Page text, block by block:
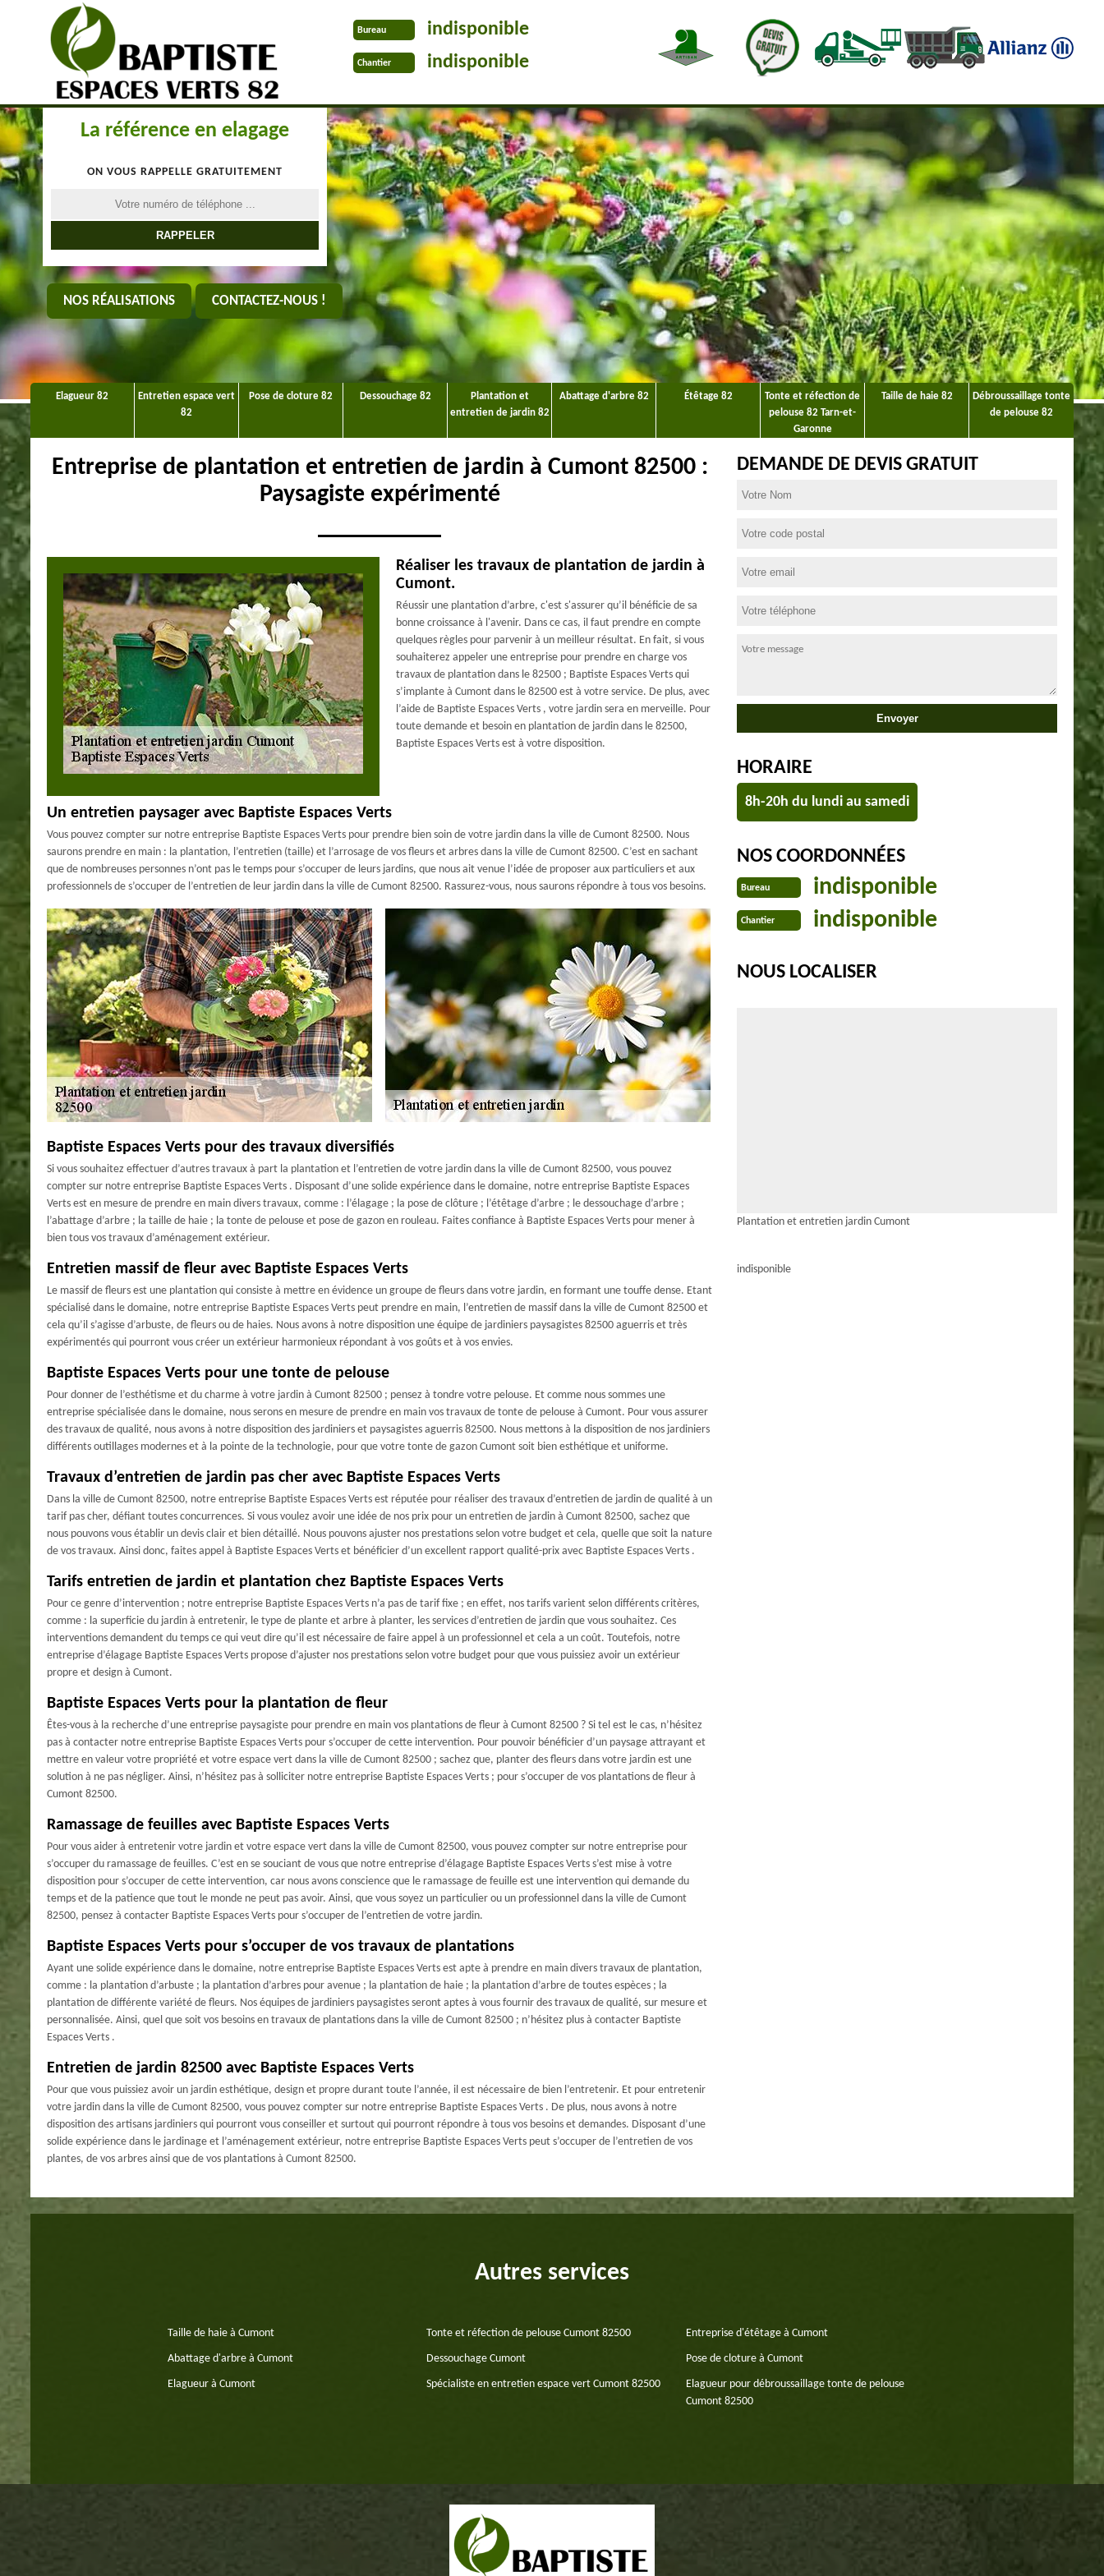
Bureau indisponible
Chantier indisponible
La référence en elagage
ON VOUS RAPPELLE GRATUITEMENT
NOS RÉALISATIONS CONTACTEZ-NOUS !
Elagueur 82
Entretien espace vert
82
Pose de cloture 82 Dessouchage 82
Plantation et
entretien de jardin 82
Abattage d'arbre 82 Étêtage 82
Tonte et réfection de
pelouse 82 Tarn-et-
Garonne
Taille de haie 82
Débroussaillage tonte
de pelouse 82
Entreprise de plantation et entretien de jardin à Cumont 82500 :
Paysagiste expérimenté
Réaliser les travaux de plantation de jardin à
Cumont.
Réussir une plantation d’arbre, c'est s'assurer qu’il bénéficie de sa
bonne croissance à l'avenir. Dans ce cas, il faut prendre en compte
quelques règles pour parvenir à un meilleur résultat. En fait, si vous
souhaiterez appeler une entreprise pour prendre en charge vos
travaux de plantation dans le 82500 ; Baptiste Espaces Verts qui
s’implante à Cumont dans le 82500 est à votre service. De plus, avec
l’aide de Baptiste Espaces Verts , votre jardin sera en merveille. Pour
toute demande et besoin en plantation de jardin dans le 82500,
Baptiste Espaces Verts est à votre disposition.
Un entretien paysager avec Baptiste Espaces Verts
Vous pouvez compter sur notre entreprise Baptiste Espaces Verts pour prendre bien soin de votre jardin dans la ville de Cumont 82500. Nous
saurons prendre en main : la plantation, l’entretien (taille) et l’arrosage de vos fleurs et arbres dans la ville de Cumont 82500. C’est en sachant
que de nombreuses personnes n’ont pas le temps pour s’occuper de leurs jardins, que nous ait venue l’idée de proposer aux particuliers et aux
professionnels de s’occuper de l’entretien de leur jardin dans la ville de Cumont 82500. Rassurez-vous, nous saurons répondre à tous vos besoins.
Baptiste Espaces Verts pour des travaux diversifiés
Si vous souhaitez effectuer d’autres travaux à part la plantation et l’entretien de votre jardin dans la ville de Cumont 82500, vous pouvez
compter sur notre entreprise Baptiste Espaces Verts . Disposant d’une solide expérience dans le domaine, notre entreprise Baptiste Espaces
Verts est en mesure de prendre en main divers travaux, comme : l’élagage ; la pose de clôture ; l’étêtage d’arbre ; le dessouchage d’arbre ;
l’abattage d’arbre ; la taille de haie ; la tonte de pelouse et pose de gazon en rouleau. Faites confiance à Baptiste Espaces Verts pour mener à
bien tous vos travaux d’aménagement extérieur.
Entretien massif de fleur avec Baptiste Espaces Verts
Le massif de fleurs est une plantation qui consiste à mettre en évidence un groupe de fleurs dans votre jardin, en formant une touffe dense. Etant
spécialisé dans le domaine, notre entreprise Baptiste Espaces Verts peut prendre en main, l’entretien de massif dans la ville de Cumont 82500 et
cela qu’il s’agisse d’arbuste, de fleurs ou de haies. Nous avons à notre disposition une équipe de jardiniers paysagistes 82500 aguerris et très
expérimentés qui pourront vous créer un extérieur harmonieux répondant à vos goûts et à vos envies.
Baptiste Espaces Verts pour une tonte de pelouse
Pour donner de l’esthétisme et du charme à votre jardin à Cumont 82500 ; pensez à tondre votre pelouse. Et comme nous sommes une
entreprise spécialisée dans le domaine, nous serons en mesure de prendre en main vos travaux de tonte de pelouse à Cumont. Pour vous assurer
des travaux de qualité, nous avons à notre disposition des jardiniers et paysagistes aguerris 82500. Nous mettons à la disposition de nos jardiniers
différents outillages modernes et à la pointe de la technologie, pour que votre tonte de gazon Cumont soit bien esthétique et uniforme.
Travaux d’entretien de jardin pas cher avec Baptiste Espaces Verts
Dans la ville de Cumont 82500, notre entreprise Baptiste Espaces Verts est réputée pour réaliser des travaux d’entretien de jardin de qualité à un
tarif pas cher, défiant toutes concurrences. Si vous voulez avoir une idée de nos prix pour un entretien de jardin à Cumont 82500, sachez que
nous pouvons vous établir un devis clair et bien détaillé. Nous pouvons ajuster nos prestations selon votre budget et cela, quelle que soit la nature
de vos travaux. Ainsi donc, faites appel à Baptiste Espaces Verts et bénéficier d’un excellent rapport qualité-prix avec Baptiste Espaces Verts .
Tarifs entretien de jardin et plantation chez Baptiste Espaces Verts
Pour ce genre d’intervention ; notre entreprise Baptiste Espaces Verts n’a pas de tarif fixe ; en effet, nos tarifs varient selon différents critères,
comme : la superficie du jardin à entretenir, le type de plante et arbre à planter, les services d’entretien de jardin que vous souhaitez. Ces
interventions demandent du temps ce qui veut dire qu’il est nécessaire de faire appel à un professionnel et cela a un coût. Toutefois, notre
entreprise d’élagage Baptiste Espaces Verts propose d’ajuster nos prestations selon votre budget pour que vous puissiez avoir un extérieur
propre et design à Cumont.
Baptiste Espaces Verts pour la plantation de fleur
Êtes-vous à la recherche d’une entreprise paysagiste pour prendre en main vos plantations de fleur à Cumont 82500 ? Si tel est le cas, n’hésitez
pas à contacter notre entreprise Baptiste Espaces Verts pour s’occuper de cette intervention. Pour pouvoir bénéficier d’un paysage attrayant et
mettre en valeur votre propriété et votre espace vert dans la ville de Cumont 82500 ; sachez que, planter des fleurs dans votre jardin est une
solution à ne pas négliger. Ainsi, n’hésitez pas à solliciter notre entreprise Baptiste Espaces Verts ; pour s’occuper de vos plantations de fleur à
Cumont 82500.
Ramassage de feuilles avec Baptiste Espaces Verts
Pour vous aider à entretenir votre jardin et votre espace vert dans la ville de Cumont 82500, vous pouvez compter sur notre entreprise pour
s’occuper du ramassage de feuilles. C’est en se souciant de vous que notre entreprise d’élagage Baptiste Espaces Verts s’est mise à votre
disposition pour s’occuper de cette intervention, car nous avons conscience que le ramassage de feuille est une intervention qui demande du
temps et de la patience que tout le monde ne peut pas avoir. Ainsi, que vous soyez un particulier ou un professionnel dans la ville de Cumont
82500, pensez à contacter Baptiste Espaces Verts pour s’occuper de l’entretien de votre jardin.
Baptiste Espaces Verts pour s’occuper de vos travaux de plantations
Ayant une solide expérience dans le domaine, notre entreprise Baptiste Espaces Verts est apte à prendre en main divers travaux de plantation,
comme : la plantation d’arbuste ; la plantation d’arbres pour avenue ; la plantation de haie ; la plantation d’arbre de toutes espèces ; la
plantation de différente variété de fleurs. Nos équipes de jardiniers paysagistes seront aptes à vous fournir des travaux de qualité, sur mesure et
personnalisée. Ainsi, quel que soit vos besoins en travaux de plantations dans la ville de Cumont 82500 ; n’hésitez plus à contacter Baptiste
Espaces Verts .
Entretien de jardin 82500 avec Baptiste Espaces Verts
Pour que vous puissiez avoir un jardin esthétique, design et propre durant toute l’année, il est nécessaire de bien l’entretenir. Et pour entretenir
votre jardin dans la ville de Cumont 82500, vous pouvez compter sur notre entreprise Baptiste Espaces Verts . De plus, nous avons à notre
disposition des artisans jardiniers qui pourront vous conseiller et surtout qui pourront répondre à tous vos besoins et demandes. Disposant d’une
solide expérience dans le jardinage et l’aménagement extérieur, notre entreprise Baptiste Espaces Verts peut s’occuper de l’entretien de vos
plantes, de vos arbres ainsi que de vos plantations à Cumont 82500.
DEMANDE DE DEVIS GRATUIT
HORAIRE
8h-20h du lundi au samedi
NOS COORDONNÉES
Bureau indisponible
Chantier indisponible
NOUS LOCALISER
Plantation et entretien jardin Cumont
indisponible
Autres services
Taille de haie à Cumont Tonte et réfection de pelouse Cumont 82500 Entreprise d'étêtage à Cumont
Abattage d'arbre à Cumont Dessouchage Cumont Pose de cloture à Cumont
Elagueur à Cumont Spécialiste en entretien espace vert Cumont 82500
Elagueur pour débroussaillage tonte de pelouse
Cumont 82500